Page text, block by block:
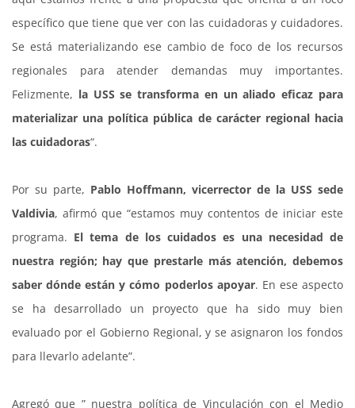
específico que tiene que ver con las cuidadoras y cuidadores.
Se está materializando ese cambio de foco de los recursos
regionales para atender demandas muy importantes.
Felizmente, la USS se transforma en un aliado eficaz para
materializar una política pública de carácter regional hacia
las cuidadoras“.
Por su parte, Pablo Hoffmann, vicerrector de la USS sede
Valdivia, afirmó que “estamos muy contentos de iniciar este
programa. El tema de los cuidados es una necesidad de
nuestra región; hay que prestarle más atención, debemos
saber dónde están y cómo poderlos apoyar. En ese aspecto
se ha desarrollado un proyecto que ha sido muy bien
evaluado por el Gobierno Regional, y se asignaron los fondos
para llevarlo adelante”.
Agregó que ” nuestra política de Vinculación con el Medio